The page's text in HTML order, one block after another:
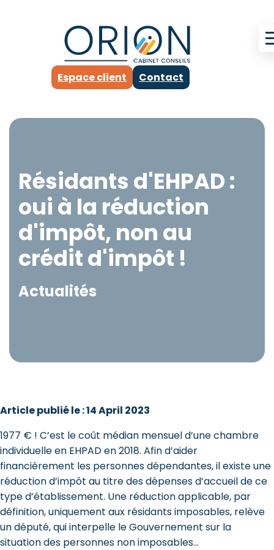
Espace client Contact
Résidants d'EHPAD :
oui à la réduction
d'impôt, non au
crédit d'impôt !
Actualités
Article publié le : 14 April 2023
1977 € ! C’est le coût médian mensuel d’une chambre
individuelle en EHPAD en 2018. Afin d’aider
financièrement les personnes dépendantes, il existe une
réduction d’impôt au titre des dépenses d’accueil de ce
type d’établissement. Une réduction applicable, par
définition, uniquement aux résidants imposables, relève
un député, qui interpelle le Gouvernement sur la
situation des personnes non imposables…